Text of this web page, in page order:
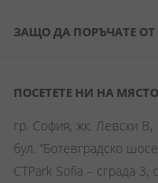
ЗАЩО ДА ПОРЪЧАТЕ ОТ
ПОСЕТЕТЕ НИ НА МЯСТО
гр. София, жк. Левски В,
бул. “Ботевградско
CTPark Sofia – сграда 3,